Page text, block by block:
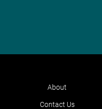
About
Contact Us